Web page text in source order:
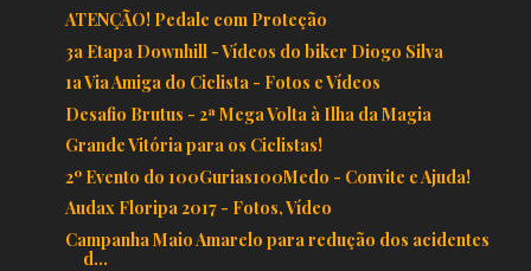
ATENÇÃO! Pedale com Proteção
3a Etapa Downhill - Vídeos do biker Diogo Silva
1a Via Amiga do Ciclista - Fotos e Vídeos
Desafio Brutus - 2ª Mega Volta à Ilha da Magia
Grande Vitória para os Ciclistas!
2º Evento do 100Gurias100Medo - Convite e Ajuda!
Audax Floripa 2017 - Fotos, Vídeo
Campanha Maio Amarelo para redução dos acidentes
d...